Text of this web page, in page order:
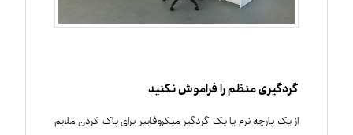
گردگیری منظم را فراموش نکنید
از یک پارچه نرم یا یک گردگیر میکروفایبر برای پاک کردن ملایم